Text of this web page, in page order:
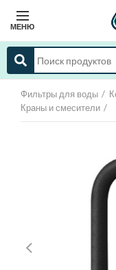
МЕНЮ
Фильтры для воды
Краны и смесители